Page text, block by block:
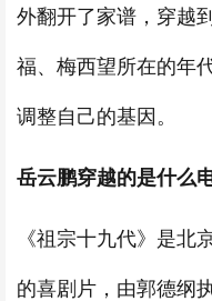
外翻开了家谱，穿越
福、梅西望所在的年
调整自己的基因。
岳云鹏穿越的是什么
《祖宗十九代》是北
的喜剧片，由郭德纲